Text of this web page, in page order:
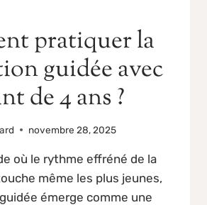
pratiquer la
guidée avec
de 4 ans ?
novembre 28, 2025
où le rythme effréné de la
même les plus jeunes,
émerge comme une